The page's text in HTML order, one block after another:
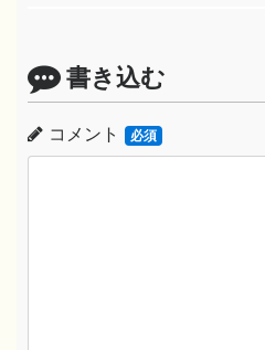
書き込む
コメント 必須